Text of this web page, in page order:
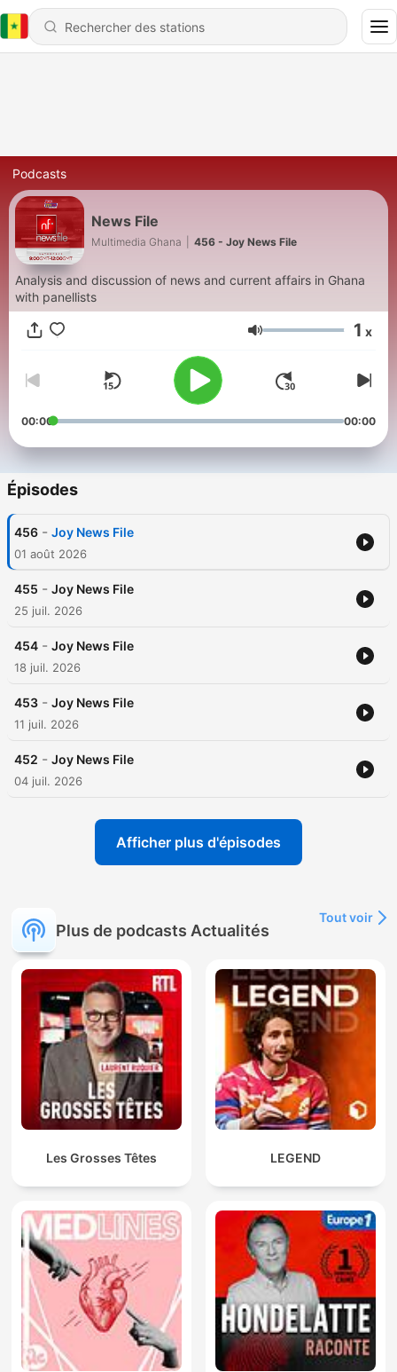
Podcasts
News File
Multimedia Ghana 456 - Joy News File
Analysis and discussion of news and current affairs in Ghana
with panellists
Volume 1 x
00:00 00:00
Épisodes
456 - Joy News File
01 août 2026
455 - Joy News File
25 juil. 2026
454 - Joy News File
18 juil. 2026
453 - Joy News File
11 juil. 2026
452 - Joy News File
04 juil. 2026
Afficher plus d'épisodes
Plus de podcasts Actualités
Tout voir
Les Grosses Têtes LEGEND